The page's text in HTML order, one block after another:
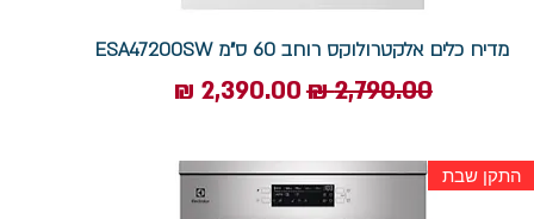
מדיח כלים אלקטרולוקס רוחב 60 ס"מ ESA47200SW
מחיר רגיל‏2,790.00 ‏₪ מחיר מבצע
התקן שבת